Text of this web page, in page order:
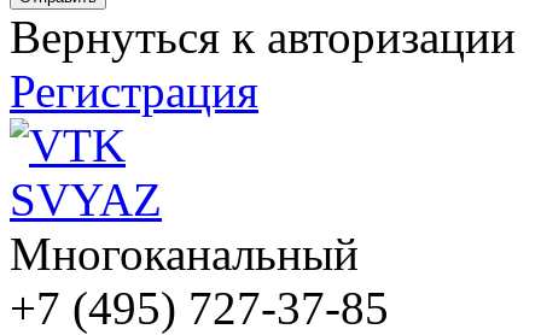
Вернуться к авторизации
Регистрация
Многоканальный
+7 (495) 727-37-85